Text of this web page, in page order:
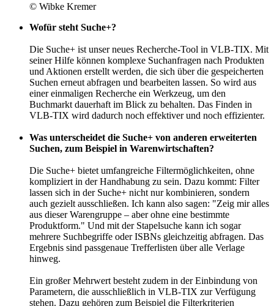
© Wibke Kremer
Wofür steht Suche+?
Die Suche+ ist unser neues Recherche-Tool in VLB-TIX. Mit
seiner Hilfe können komplexe Suchanfragen nach Produkten
und Aktionen erstellt werden, die sich über die gespeicherten
Suchen erneut abfragen und bearbeiten lassen. So wird aus
einer einmaligen Recherche ein Werkzeug, um den
Buchmarkt dauerhaft im Blick zu behalten. Das Finden in
VLB-TIX wird dadurch noch effektiver und noch effizienter.
Was unterscheidet die Suche+ von anderen erweiterten
Suchen, zum Beispiel in Warenwirtschaften?
Die Suche+ bietet umfangreiche Filtermöglichkeiten, ohne
kompliziert in der Handhabung zu sein. Dazu kommt: Filter
lassen sich in der Suche+ nicht nur kombinieren, sondern
auch gezielt ausschließen. Ich kann also sagen: "Zeig mir alles
aus dieser Warengruppe – aber ohne eine bestimmte
Produktform." Und mit der Stapelsuche kann ich sogar
mehrere Suchbegriffe oder ISBNs gleichzeitig abfragen. Das
Ergebnis sind passgenaue Trefferlisten über alle Verlage
hinweg.
Ein großer Mehrwert besteht zudem in der Einbindung von
Parametern, die ausschließlich in VLB-TIX zur Verfügung
stehen. Dazu gehören zum Beispiel die Filterkriterien